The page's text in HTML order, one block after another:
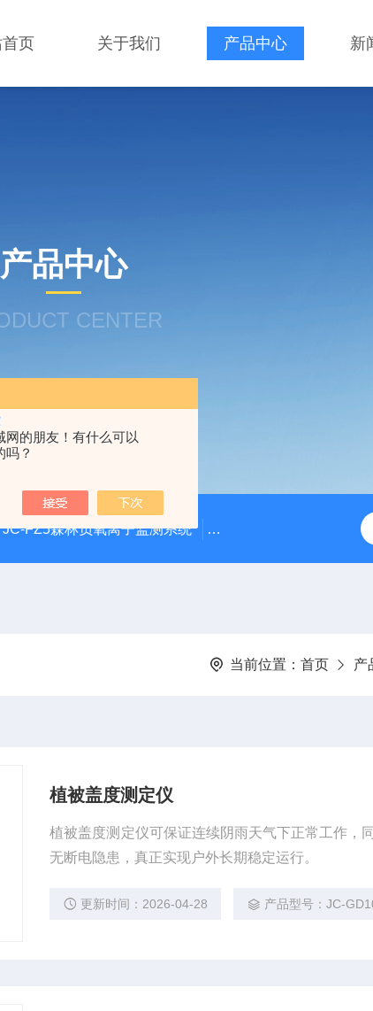
网的朋友！有什么可以
吗？
首页 关于我们 产品中心 新
产品中心
CENTER
JC-FZ5森林负氧离子监测系统 JC-FZ5大气负氧离子监
当前位置： 首页 产
植被盖度测定仪
植被盖度测定仪可保证连续阴雨天气下正常工作，
无断电隐患，真正实现户外长期稳定运行。
更新时间：2026-04-28 产品型号：JC-